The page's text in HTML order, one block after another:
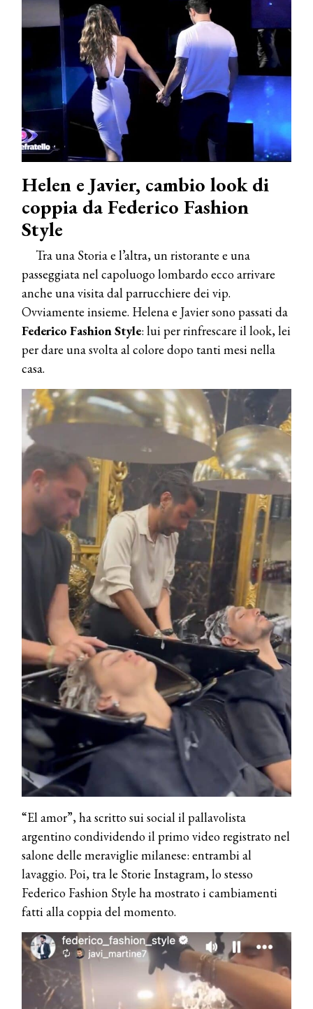
Helen e Javier, cambio look di
coppia da Federico Fashion
Style
Tra una Storia e l’altra, un ristorante e una
passeggiata nel capoluogo lombardo ecco arrivare
anche una visita dal parrucchiere dei vip.
Ovviamente insieme. Helena e Javier sono passati da
Federico Fashion Style: lui per rinfrescare il look, lei
per dare una svolta al colore dopo tanti mesi nella
casa.
“El amor”, ha scritto sui social il pallavolista
argentino condividendo il primo video registrato nel
salone delle meraviglie milanese: entrambi al
lavaggio. Poi, tra le Storie Instagram, lo stesso
Federico Fashion Style ha mostrato i cambiamenti
fatti alla coppia del momento.